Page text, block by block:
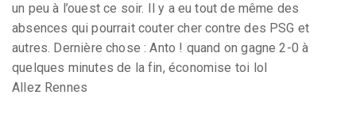
un peu à l’ouest ce soir. Il y a eu tout de même des
absences qui pourrait couter cher contre des PSG et
autres. Dernière chose : Anto ! quand on gagne 2-0 à
quelques minutes de la fin, économise toi lol
Allez Rennes